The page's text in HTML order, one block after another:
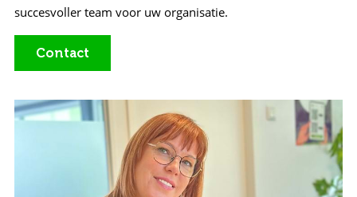
succesvoller team voor uw organisatie.
Contact